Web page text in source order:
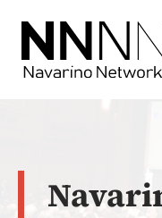
content